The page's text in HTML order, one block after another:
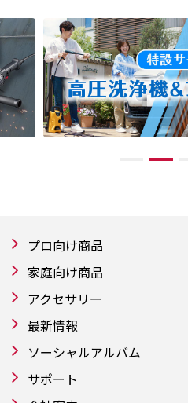
プロ向け商品
家庭向け商品
アクセサリー
最新情報
ソーシャルアルバム
サポート